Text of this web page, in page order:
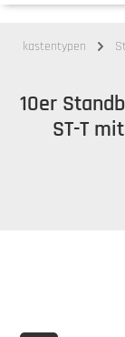
Briefkastentypen
10er
ST-T
Bildergalerie